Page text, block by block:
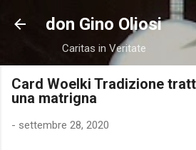
Passa ai contenuti
don Gino Oliosi
Caritas in Veritate
Card Woelki Tradizione
una matrigna
- settembre 28, 2020